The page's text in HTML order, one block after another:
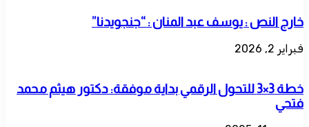
خارج النص : يوسف عبد المنان : “جنجويدنا”
فبراير 2, 2026
خطة 3×3 للتحول الرقمي بداية موفقة: دكتور هيثم محمد
فتحي